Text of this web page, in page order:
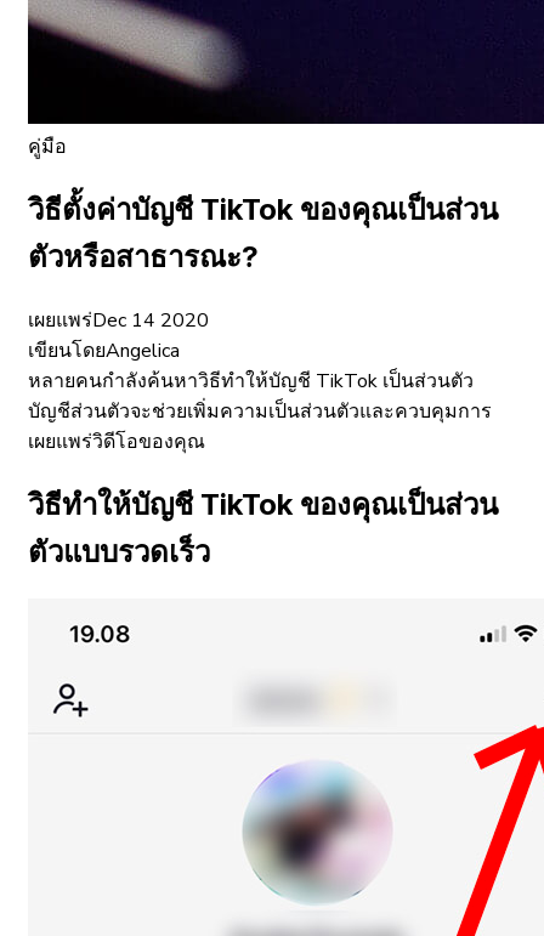
คู่มือ
วิธีตั้งค่าบัญชี TikTok ของคุณเป็นส่วน
ตัวหรือสาธารณะ?
เผยแพร่Dec 14 2020
เขียนโดยAngelica
หลายคนกำลังค้นหาวิธีทำให้บัญชี TikTok เป็นส่วนตัว
บัญชีส่วนตัวจะช่วยเพิ่มความเป็นส่วนตัวและควบคุมการ
เผยแพร่วิดีโอของคุณ
วิธีทำให้บัญชี TikTok ของคุณเป็นส่วน
ตัวแบบรวดเร็ว